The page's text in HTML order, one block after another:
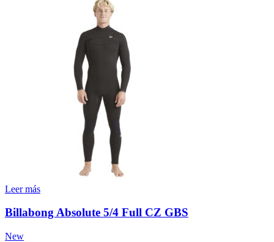
Leer más
Billabong Absolute 5/4 Full CZ GBS
New